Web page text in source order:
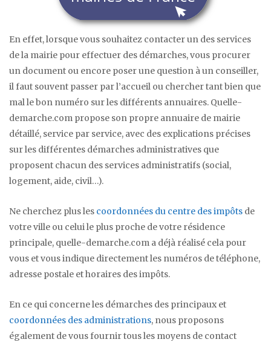
En effet, lorsque vous souhaitez contacter un des services
de la mairie pour effectuer des démarches, vous procurer
un document ou encore poser une question à un conseiller,
il faut souvent passer par l’accueil ou chercher tant bien que
mal le bon numéro sur les différents annuaires. Quelle-
demarche.com propose son propre annuaire de mairie
détaillé, service par service, avec des explications précises
sur les différentes démarches administratives que
proposent chacun des services administratifs (social,
logement, aide, civil…).
Ne cherchez plus les coordonnées du centre des impôts de
votre ville ou celui le plus proche de votre résidence
principale, quelle-demarche.com a déjà réalisé cela pour
vous et vous indique directement les numéros de téléphone,
adresse postale et horaires des impôts.
En ce qui concerne les démarches des principaux et
coordonnées des administrations, nous proposons
également de vous fournir tous les moyens de contact